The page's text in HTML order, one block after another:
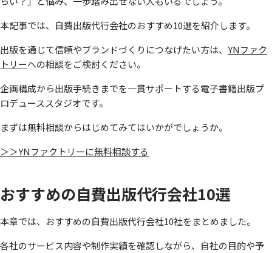
本記事では、自費出版代行会社のおすすめ10選を紹介します。
出版を通じて信頼やブランドづくりにつなげたい方は、 YNファク
トリーへの相談をご検討ください。
企画構成から出版手続きまでを一貫サポートする電子書籍出版プ
ロデューススタジオです。
まずは無料相談からはじめてみてはいかがでしょうか。
＞＞YNファクトリーに無料相談する
おすすめの自費出版代行会社10選
本章では、おすすめの自費出版代行会社10社をまとめました。
各社のサービス内容や制作実績を確認しながら、自社の目的や予